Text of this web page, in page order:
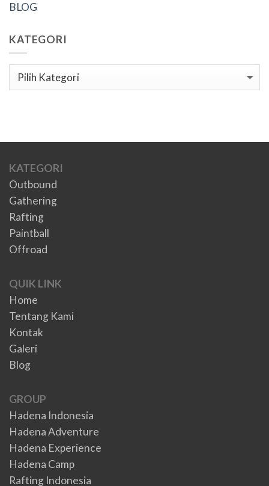
BLOG
KATEGORI
Kategori
KATEGORI
Outbound
Gathering
Rafting
Paintball
Offroad
QUIK LINK
Home
Tentang Kami
Kontak
Galeri
Blog
GROUP
Hadena Indonesia
Hadena Adventure
Hadena Experience
Hadena Camp
Rafting Indonesia